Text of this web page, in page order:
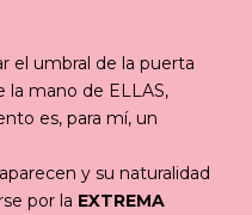
el umbral de la puerta
la mano de ELLAS,
es, para mí, un
y su naturalidad
por la EXTREMA